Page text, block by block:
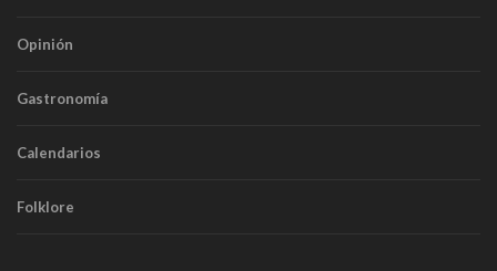
Opinión
Gastronomía
Calendarios
Folklore